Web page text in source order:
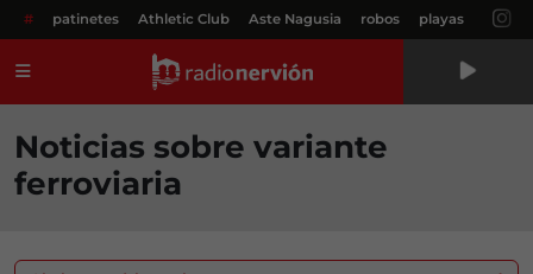
# patinetes Athletic Club Aste Nagusia robos playas
Noticias sobre variante
ferroviaria